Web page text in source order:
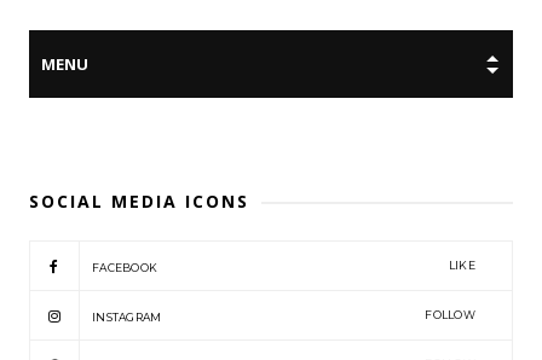
SOCIAL MEDIA ICONS
FACEBOOK LIKE
INSTAGRAM FOLLOW